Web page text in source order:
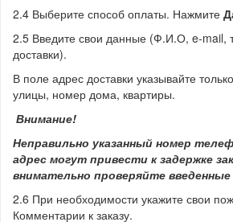
2.4 Выберите способ оплаты. Нажмите
2.5 Введите свои данные (Ф.И.О, e-mail,
доставки).
В поле адрес доставки указывайте
улицы, номер дома, квартиры.
Внимание!
Неправильно указанный номер
адрес могут привести к задержке
внимательно проверяйте
2.6 При необходимости укажите свои
Комментарии к заказу.